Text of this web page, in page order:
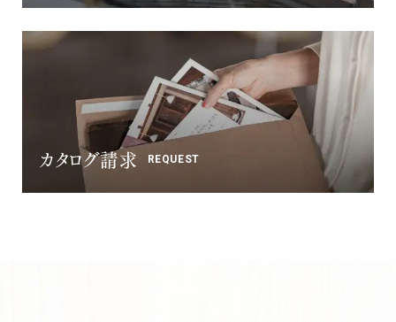
カタログ請求 REQUEST